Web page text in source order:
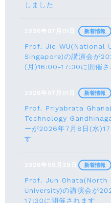
しました
2026年07月01日
Prof. Jie WU(National
Singapore)の講演会が
(月)16:00-17:30に開催さ
新着情報
2026年07月01日
Prof. Priyabrata
Technology
ーが2026年7月8日(水
す
新着情報
2026年06月29日
Prof. Jun Ohata(North
University)の講演会が
17:30に開催されます
新着情報